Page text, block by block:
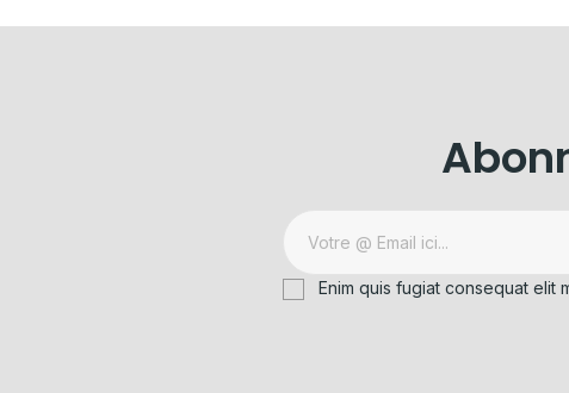
Enim quis fugiat consequat elit